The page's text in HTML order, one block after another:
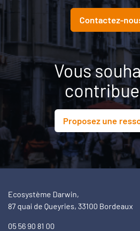
Contactez-
Vous
Proposez une
Ecosystème Darwin,
87 quai de Queyries, 33100 Bordeaux
05 56 90 81 00